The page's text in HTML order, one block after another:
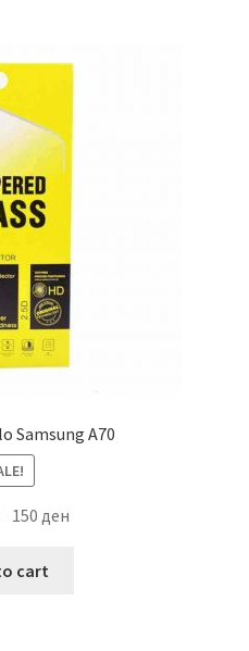
Samsung A70
150 ден
cart